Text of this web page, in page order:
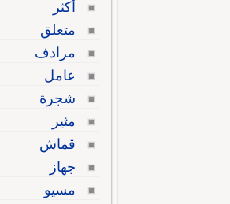
أكثر
متعلق
مرادف
عامل
شجرة
مثير
قماش
جهاز
مسيو